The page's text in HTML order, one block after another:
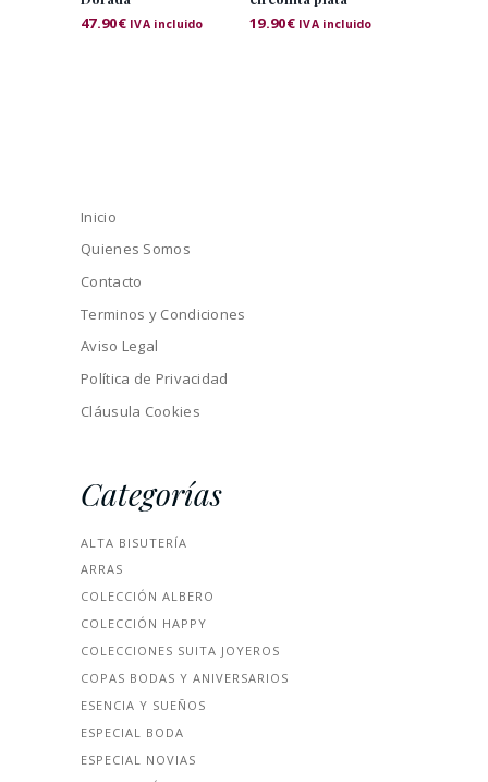
47.90€ IVA incluido 19.90€ IVA incluido
Inicio
Quienes Somos
Contacto
Terminos y Condiciones
Aviso Legal
Política de Privacidad
Cláusula Cookies
Categorías
ALTA BISUTERÍA
ARRAS
COLECCIÓN ALBERO
COLECCIÓN HAPPY
COLECCIONES SUITA JOYEROS
COPAS BODAS Y ANIVERSARIOS
ESENCIA Y SUEÑOS
ESPECIAL BODA
ESPECIAL NOVIAS